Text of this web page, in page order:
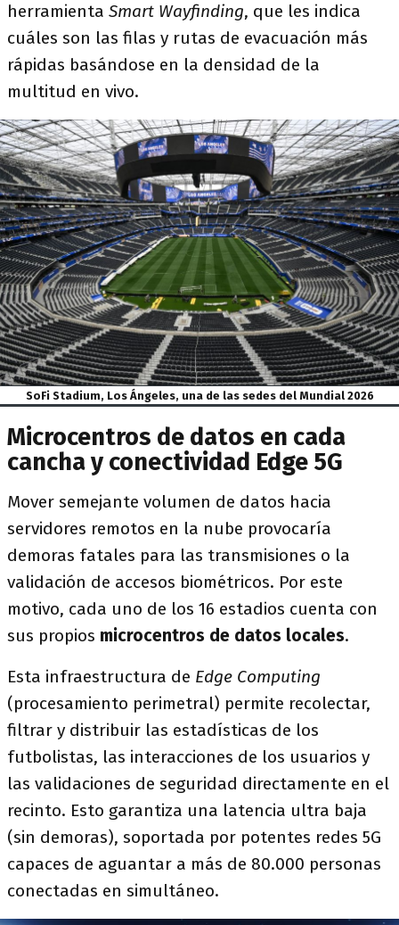
herramienta Smart Wayfinding, que les indica
cuáles son las filas y rutas de evacuación más
rápidas basándose en la densidad de la
multitud en vivo.
SoFi Stadium, Los Ángeles, una de las sedes del Mundial 2026
Microcentros de datos en cada
cancha y conectividad Edge 5G
Mover semejante volumen de datos hacia
servidores remotos en la nube provocaría
demoras fatales para las transmisiones o la
validación de accesos biométricos. Por este
motivo, cada uno de los 16 estadios cuenta con
sus propios microcentros de datos locales.
Esta infraestructura de Edge Computing
(procesamiento perimetral) permite recolectar,
filtrar y distribuir las estadísticas de los
futbolistas, las interacciones de los usuarios y
las validaciones de seguridad directamente en el
recinto. Esto garantiza una latencia ultra baja
(sin demoras), soportada por potentes redes 5G
capaces de aguantar a más de 80.000 personas
conectadas en simultáneo.